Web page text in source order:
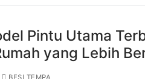
Besi Tempa
Pintu Utama
yang Lebih
BESI TEMPA